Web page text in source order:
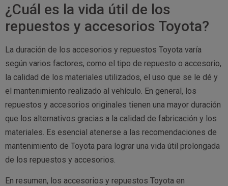
¿Cuál es la vida útil de los
repuestos y accesorios Toyota?
La duración de los accesorios y repuestos Toyota varía
según varios factores, como el tipo de repuesto o accesorio,
la calidad de los materiales utilizados, el uso que se le dé y
el mantenimiento realizado al vehículo. En general, los
repuestos y accesorios originales tienen una mayor duración
que los alternativos gracias a la calidad de fabricación y los
materiales. Es esencial atenerse a las recomendaciones de
mantenimiento de Toyota para lograr una vida útil prolongada
de los repuestos y accesorios.
En resumen, los accesorios y repuestos Toyota en